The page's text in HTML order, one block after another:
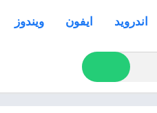
اندرويد ايفون ويندوز